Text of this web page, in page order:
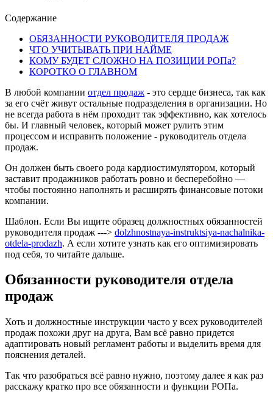
Содержание
ОБЯЗАННОСТИ РУКОВОДИТЕЛЯ ПРОДАЖ
ЧТО УЧИТЫВАТЬ ПРИ НАЙМЕ
КОМУ БУДЕТ СЛОЖНО НА ПОЗИЦИИ РОПа?
КОРОТКО О ГЛАВНОМ
В любой компании отдел продаж - это сердце бизнеса, так как
за его счёт живут остальные подразделения в организации. Но
не всегда работа в нём проходит так эффективно, как хотелось
бы. И главный человек, который может рулить этим
процессом и исправить положение - руководитель отдела
продаж.
Он должен быть своего рода кардиостимулятором, который
заставит продажников работать ровно и бесперебойно —
чтобы постоянно наполнять и расширять финансовые потоки
компании.
Шаблон. Если Вы ищите образец должностных обязанностей
руководителя продаж ---> dolzhnostnaya-instruktsiya-nachalnika-
otdela-prodazh. А если хотите узнать как его оптимизировать
под себя, то читайте дальше.
Обязанности руководителя отдела
продаж
Хоть и должностные инструкции часто у всех руководителей
продаж похожи друг на друга, Вам всё равно придется
адаптировать новый регламент работы и выделить время для
пояснения деталей.
Так что разобраться всё равно нужно, поэтому далее я как раз
расскажу кратко про все обязанности и функции РОПа.